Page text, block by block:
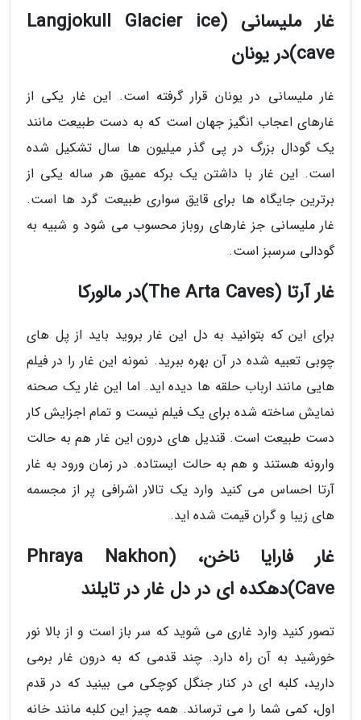
غار ملیسانی (Langjokull Glacier ice
cave)در یونان
غار ملیسانی در یونان قرار گرفته است. این غار یکی از
غارهای اعجاب انگیز جهان است که به دست طبیعت مانند
یک گودال بزرگ در پی گذر میلیون ها سال تشکیل شده
است. این غار با داشتن یک برکه عمیق هر ساله یکی از
برترین جایگاه ها برای قایق سواری طبیعت گرد ها است.
غار ملیسانی جز غارهای روباز محسوب می شود و شبیه به
گودالی سرسبز است.
غار آرتا (The Arta Caves)در مالورکا
برای این که بتوانید به دل این غار بروید باید از پل های
چوبی تعبیه شده در آن بهره ببرید. نمونه این غار را در فیلم
هایی مانند ارباب حلقه ها دیده اید. اما این غار یک صحنه
نمایش ساخته شده برای یک فیلم نیست و تمام اجزایش کار
دست طبیعت است. قندیل های درون این غار هم به حالت
وارونه هستند و هم به حالت ایستاده. در زمان ورود به غار
آرتا احساس می کنید وارد یک تالار اشرافی پر از مجسمه
های زیبا و گران قیمت شده اید.
غار فارایا ناخن، (Phraya Nakhon
Cave)دهکده ای در دل غار در تایلند
تصور کنید وارد غاری می شوید که سر باز است و از بالا نور
خورشید به آن راه دارد. چند قدمی که به درون غار برمی
دارید، کلبه ای در کنار جنگل کوچکی می بینید که در قدم
اول، کمی شما را می ترساند. همه چیز این کلبه مانند خانه